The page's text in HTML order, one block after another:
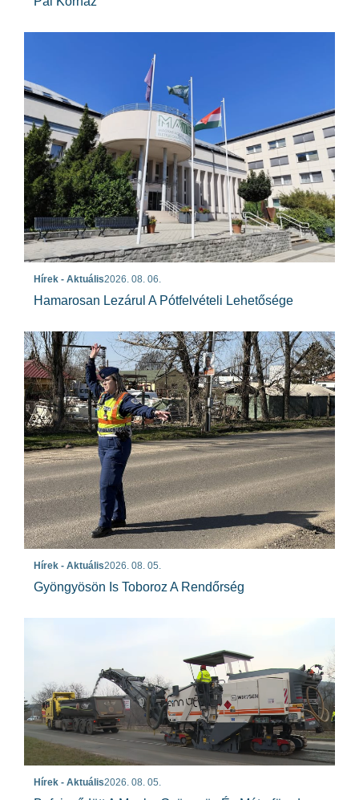
Hírek - Aktuális2026. 08. 06.
Hamarosan Lezárul A Pótfelvételi Lehetősége
Hírek - Aktuális2026. 08. 05.
Gyöngyösön Is Toboroz A Rendőrség
Hírek - Aktuális2026. 08. 05.